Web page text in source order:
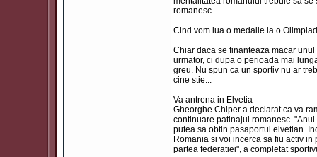
romanesc.
Cind vom lua o medalie la o
Chiar daca se finanteaza macar
urmator, ci dupa o perioada mai
greu. Nu spun ca un sportiv nu ar
cine stie...
Va antrena in Elvetia
Gheorghe Chiper a declarat ca va
continuare patinajul romanesc.
putea sa obtin pasaportul elvetian.
Romania si voi incerca sa fiu activ
partea federatiei", a completat